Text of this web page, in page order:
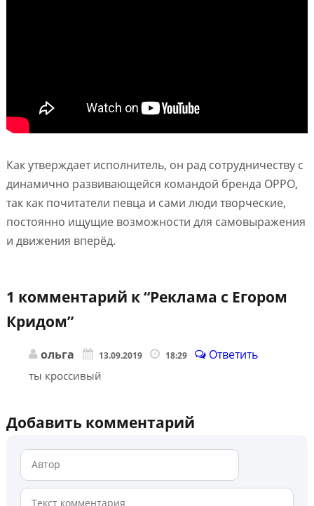
Как утверждает исполнитель, он рад сотрудничеству с
динамично развивающейся командой бренда OPPO,
так как почитатели певца и сами люди творческие,
постоянно ищущие возможности для самовыражения
и движения вперёд.
1 комментарий к “Реклама с Егором
Кридом”
ольга 13.09.2019 18:29 Ответить
ты кроссивый
Добавить комментарий